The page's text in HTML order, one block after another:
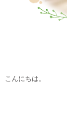
こんにちは。